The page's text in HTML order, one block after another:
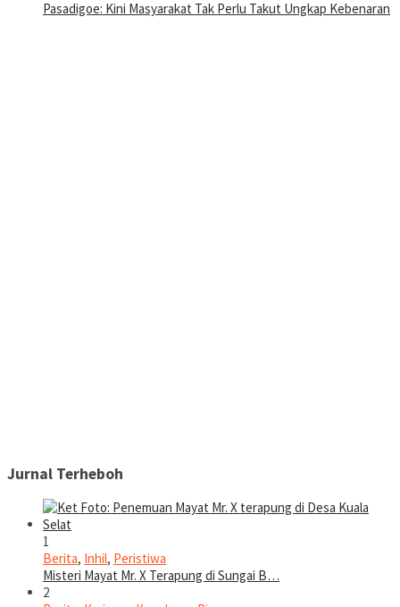
Pasadigoe: Kini Masyarakat Tak Perlu Takut Ungkap Kebenaran
Jurnal Terheboh
1
Berita, Inhil, Peristiwa
Misteri Mayat Mr. X Terapung di Sungai B…
2